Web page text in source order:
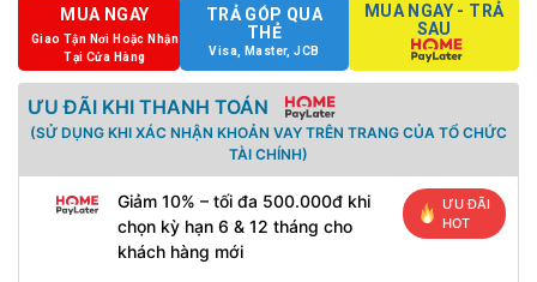
MUA NGAY
Giao Tận Nơi Hoặc Nhận
Tại Cửa Hàng
TRẢ GÓP QUA
THẺ
Visa, Master, JCB
MUA NGAY - TRẢ
SAU
ƯU ĐÃI KHI THANH TOÁN
(SỬ DỤNG KHI XÁC NHẬN KHOẢN VAY TRÊN TRANG CỦA TỔ CHỨC
TÀI CHÍNH)
Giảm 10% – tối đa 500.000đ khi
chọn kỳ hạn 6 & 12 tháng cho
khách hàng mới
ƯU ĐÃI
HOT